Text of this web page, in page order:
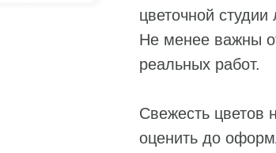
цветочной
Не менее важны
реальных работ.
Свежесть цветов
оценить до